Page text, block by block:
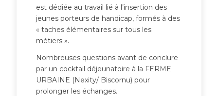
est dédiée au travail lié à l’insertion des
jeunes porteurs de handicap, formés à des
« taches élémentaires sur tous les
métiers ».
Nombreuses questions avant de conclure
par un cocktail déjeunatoire à la FERME
URBAINE (Nexity/ Biscornu) pour
prolonger les échanges.